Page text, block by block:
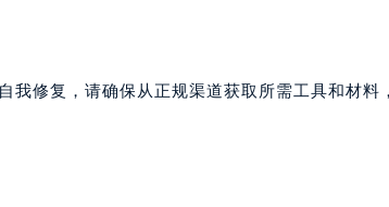
我修复，请确保从正规渠道获取所需工具和材料